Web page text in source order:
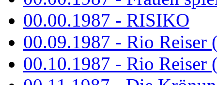
00.00.1987 - RISIKO
00.09.1987 - Rio Reiser
00.10.1987 - Rio Reiser